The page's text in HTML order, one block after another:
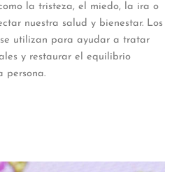
la tristeza, el miedo, la ira o
nuestra salud y bienestar. Los
utilizan para ayudar a tratar
y restaurar el equilibrio
persona.